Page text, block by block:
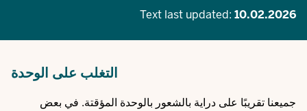
Text last updated: 10.02.2026
التغلب على الوحدة
جميعنا تقريبًا على دراية بالشعور بالوحدة المؤقتة. في بعض